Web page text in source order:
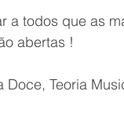
a todos que as
abertas !
Doce, Teoria